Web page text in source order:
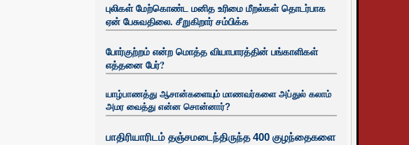
புலிகள் மேற்கொண்ட மனித உரிமை மீறல்கள் தொடர்பாக
ஏன் பேசுவதிலை. சீறுகிறார் சம்பிக்க
போர்குற்றம் என்ற மொத்த வியாபாரத்தின் பங்காளிகள்
எத்தனை பேர்?
யாழ்பாணத்து ஆசான்களையும் மாணவர்களை அப்துல் கலாம்
அமர வைத்து என்ன சொன்னார்?
பாதிரியாரிடம் தஞ்சமடைந்திருந்த 400 குழந்தைகளை